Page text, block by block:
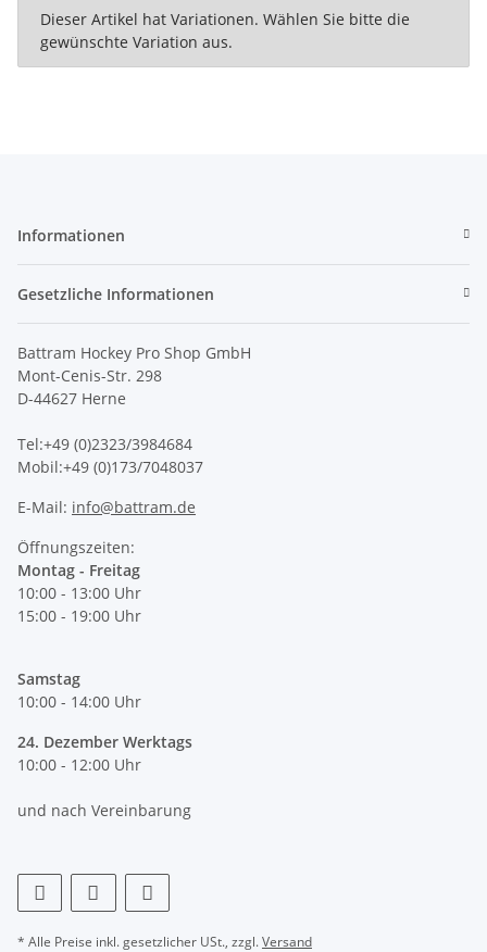
x
Dieser Artikel hat Variationen. Wählen Sie bitte die
gewünschte Variation aus.
Informationen
Gesetzliche Informationen
Battram Hockey Pro Shop GmbH
Mont-Cenis-Str. 298
D-44627 Herne
Tel:+49 (0)2323/3984684
Mobil:+49 (0)173/7048037
E-Mail: info@battram.de
Öffnungszeiten:
Montag - Freitag
10:00 - 13:00 Uhr
15:00 - 19:00 Uhr
Samstag
10:00 - 14:00 Uhr
24. Dezember Werktags
10:00 - 12:00 Uhr
und nach Vereinbarung
* Alle Preise inkl. gesetzlicher USt., zzgl.Versand